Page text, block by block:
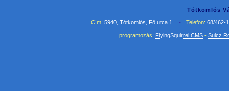
Tótkomlós
Cím: 5940, Tótkomlós, Fő utca 1. • Telefon: 68/462-
programozás: FlyingSquirrel CMS- Sulcz